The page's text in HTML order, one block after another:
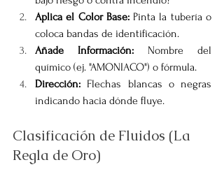
Aplica el Color Base: Pinta la tubería o
coloca bandas de identificación.
Añade Información: Nombre del
químico (ej. "AMONIACO") o fórmula.
Dirección: Flechas blancas o negras
indicando hacia dónde fluye.
Clasificación de Fluidos (La
Regla de Oro)